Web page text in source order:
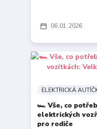
06 01 2026
ELEKTRICKÁ
🏎️ Vše, co
elektrických
pro rodiče